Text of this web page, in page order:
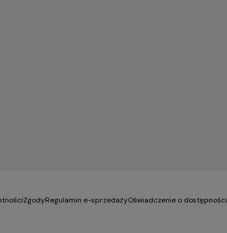
ZgodyRegulamin e-sprzedażyOświadczenie o dostępności